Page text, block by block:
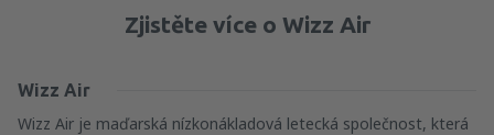
Zjistěte více o Wizz Air
Wizz Air
Wizz Air je maďarská nízkonákladová letecká společnost, která